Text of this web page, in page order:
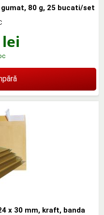
80 g, 25 bucati/set
lei
x 30 mm, kraft, banda